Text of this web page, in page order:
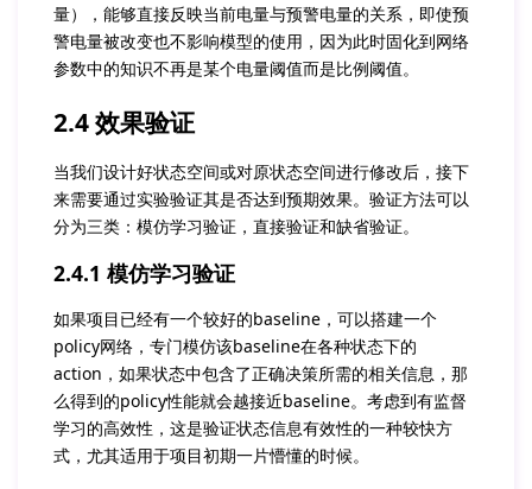
量），能够直接反映当前电量与预警电量的关系，即使预
警电量被改变也不影响模型的使用，因为此时固化到网络
参数中的知识不再是某个电量阈值而是比例阈值。
2.4 效果验证
当我们设计好状态空间或对原状态空间进行修改后，接下
来需要通过实验验证其是否达到预期效果。验证方法可以
分为三类：模仿学习验证，直接验证和缺省验证。
2.4.1 模仿学习验证
如果项目已经有一个较好的baseline，可以搭建一个
policy网络，专门模仿该baseline在各种状态下的
action，如果状态中包含了正确决策所需的相关信息，那
么得到的policy性能就会越接近baseline。考虑到有监督
学习的高效性，这是验证状态信息有效性的一种较快方
式，尤其适用于项目初期一片懵懂的时候。